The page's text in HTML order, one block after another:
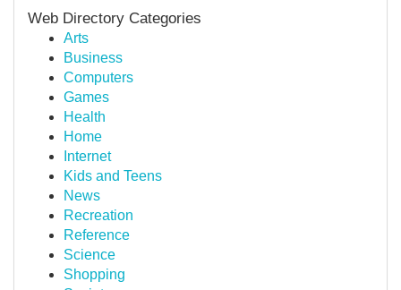
Web Directory Categories
Arts
Business
Computers
Games
Health
Home
Internet
Kids and Teens
News
Recreation
Reference
Science
Shopping